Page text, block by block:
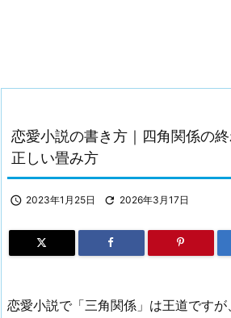
恋愛小説の書き方｜四角関係の
正しい畳み方
 2023年1月25日  2026年3月17日
恋愛小説で「三角関係」は王道です